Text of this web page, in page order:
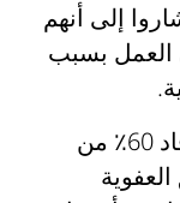
إلى أنهم
العمل بسبب
في الكويت، القصة مشابهة. فقد أفاد 60٪ من